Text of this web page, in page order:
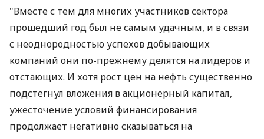
"Вместе с тем для многих участников сектора
прошедший год был не самым удачным, и в связи
с неоднородностью успехов добывающих
компаний они по-прежнему делятся на лидеров и
отстающих. И хотя рост цен на нефть существенно
подстегнул вложения в акционерный капитал,
ужесточение условий финансирования
продолжает негативно сказываться на